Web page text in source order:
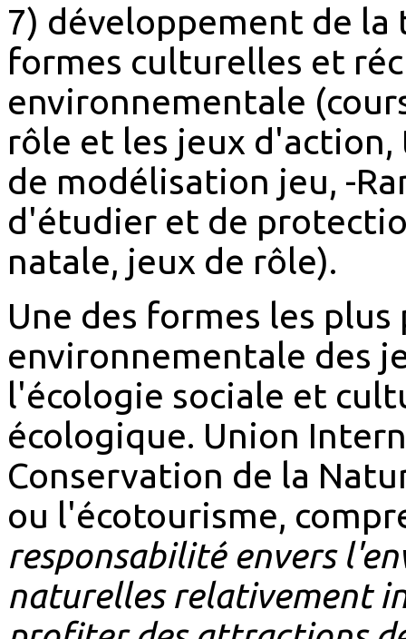
7) développement de
formes culturelles et
environnementale
rôle et les jeux
de modélisation jeu, -
d'étudier et de
natale, jeux de rôle).
Une des formes les
environnementale des
l'écologie sociale et
écologique. Union
Conservation de la
ou l'écotourisme,
responsabilité envers
naturelles relativement